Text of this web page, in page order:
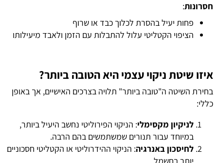
חסרונות:
פחות יעיל בהסרת לכלוך כבד או שרוף
הציפוי הקטליטי עלול להתבלות עם הזמן ולאבד מיעילותו
איזו שיטת ניקוי עצמי היא הטובה ביותר?
בחירת השיטה ה"טובה ביותר" תלויה בצרכים האישיים, אך באופן
כללי:
לניקיון מקסימלי: הניקוי הפירוליטי נחשב היעיל ביותר,
במיוחד עבור תנורים שמשתמשים בהם הרבה.
לחיסכון באנרגיה: הניקוי ההידרוליטי או הקטליטי חסכוניים
יותר בחשמל.